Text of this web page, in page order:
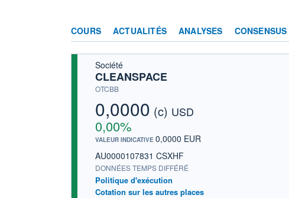
COURS ACTUALITÉS ANALYSES CONSENSUS
Société
CLEANSPACE
OTCBB
0,0000 (c) USD
0,00%
VALEUR INDICATIVE 0,0000 EUR
AU0000107831 CSXHF
DONNÉES TEMPS DIFFÉRÉ
Politique d'exécution
Cotation sur les autres places